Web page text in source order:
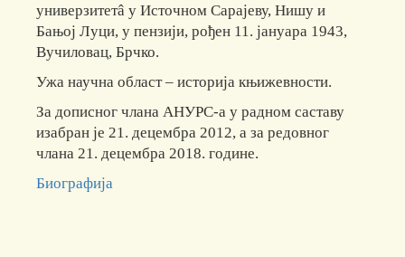
универзитетâ у Источном Сарајеву, Нишу и
Бањој Луци, у пензији, рођен 11. јануара 1943,
Вучиловац, Брчко.
Ужа научна област – историја књижевности.
За дописног члана АНУРС-а у радном саставу
изабран је 21. децембра 2012, а за редовног
члана 21. децембра 2018. године.
Биографија